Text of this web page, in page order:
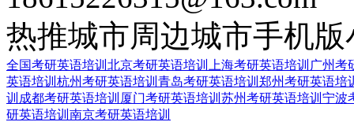
热推城市周边城市手机版
全国考研英语培训 北京考研英语培训 上海考研英语培训 广州考
英语培训 杭州考研英语培训 青岛考研英语培训 郑州考研英语培
训 成都考研英语培训 厦门考研英语培训 苏州考研英语培训 宁波
研英语培训 南京考研英语培训